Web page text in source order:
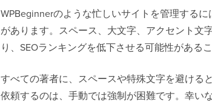
WPBeginnerのような忙しいサイトを管理する
があります。スペース、大文字、アクセント文
り、SEOランキングを低下させる可能性がある
すべての著者に、スペースや特殊文字を避ける
依頼するのは、手動では強制が困難です。幸い